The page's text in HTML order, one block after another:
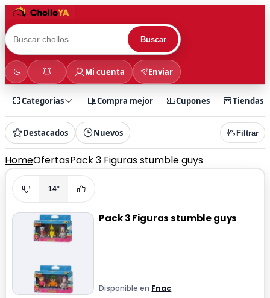
Buscar
Mi cuenta Enviar
Categorías Compra mejor Cupones Tiendas
Destacados Nuevos Filtrar
HomeOfertasPack 3 Figuras stumble guys
14°
Pack 3 Figuras stumble guys
Disponible en Fnac